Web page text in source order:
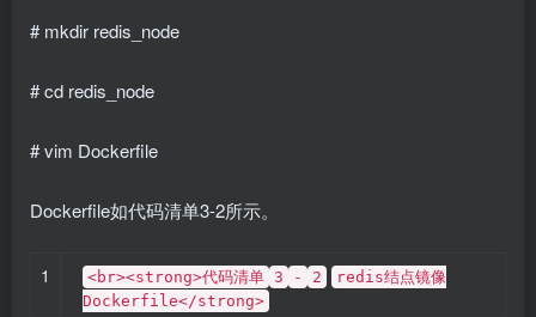
# mkdir redis_node
# cd redis_node
# vim Dockerfile
Dockerfile如代码清单3-2所示。
1 <br><strong>代码清单 3 - 2
redis结点镜像
Dockerfile</strong>